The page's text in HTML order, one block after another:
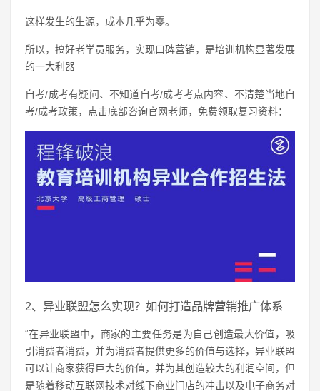
这样发生的生源，成本几乎为零。
所以，搞好老学员服务，实现口碑营销，是培训机构显著发展
的一大利器
自考/成考有疑问、不知道自考/成考考点内容、不清楚当地自
考/成考政策，点击底部咨询官网老师，免费领取复习资料：
2、异业联盟怎么实现？如何打造品牌营销推广体系
“在异业联盟中，商家的主要任务是为自己创造最大价值，吸
引消费者消费，并为消费者提供更多的价值与选择，异业联盟
可以让商家获得巨大的价值，并为其创造较大的利润空间，但
是随着移动互联网技术对线下商业门店的冲击以及电子商务对